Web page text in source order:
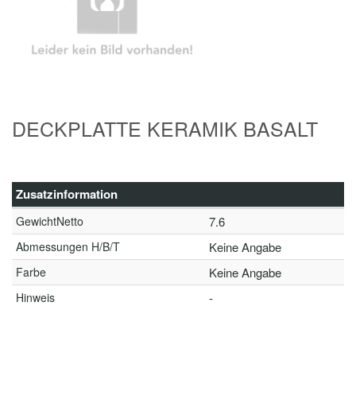
DECKPLATTE KERAMIK BASALT
Zusatzinformation
GewichtNetto 7.6
Abmessungen H/B/T Keine Angabe
Farbe Keine Angabe
Hinweis -